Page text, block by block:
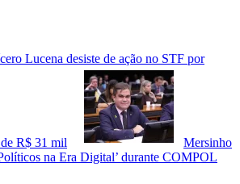
Lucena desiste de ação no STF por
R$ 31 mil
Mersinho
na Era Digital’ durante COMPOL